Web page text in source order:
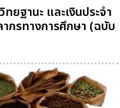
ยฐานะ และเงินประจำ
กรทางการศึกษา (ฉบับ